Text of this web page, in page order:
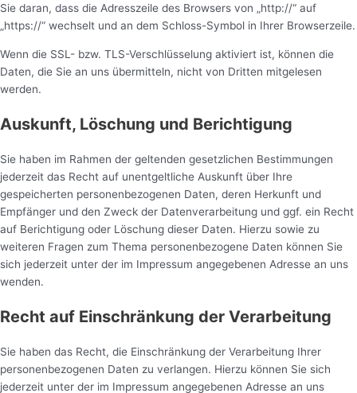
Sie daran, dass die Adresszeile des Browsers von „http://“ auf
„https://“ wechselt und an dem Schloss-Symbol in Ihrer Browserzeile.
Wenn die SSL- bzw. TLS-Verschlüsselung aktiviert ist, können die
Daten, die Sie an uns übermitteln, nicht von Dritten mitgelesen
werden.
Auskunft, Löschung und Berichtigung
Sie haben im Rahmen der geltenden gesetzlichen Bestimmungen
jederzeit das Recht auf unentgeltliche Auskunft über Ihre
gespeicherten personenbezogenen Daten, deren Herkunft und
Empfänger und den Zweck der Datenverarbeitung und ggf. ein Recht
auf Berichtigung oder Löschung dieser Daten. Hierzu sowie zu
weiteren Fragen zum Thema personenbezogene Daten können Sie
sich jederzeit unter der im Impressum angegebenen Adresse an uns
wenden.
Recht auf Einschränkung der Verarbeitung
Sie haben das Recht, die Einschränkung der Verarbeitung Ihrer
personenbezogenen Daten zu verlangen. Hierzu können Sie sich
jederzeit unter der im Impressum angegebenen Adresse an uns